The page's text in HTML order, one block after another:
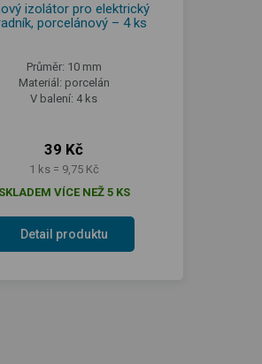
izolátor pro elektrický
porcelánový – 4 ks
Průměr: 10 mm
Materiál: porcelán
V balení: 4 ks
39 Kč
1 ks = 9,75 Kč
SKLADEM VÍCE NEŽ 5 KS
Detail produktu